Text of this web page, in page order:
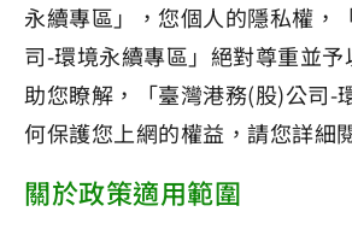
永續專區」，您個人的隱私權，
司-環境永續專區」絕對尊重並
助您瞭解，「臺灣港務(股)公司-
何保護您上網的權益，請您詳細
關於政策適用範圍